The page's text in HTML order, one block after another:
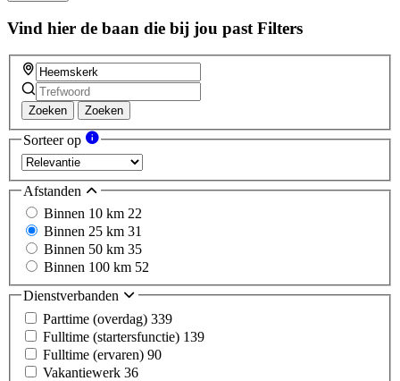
Vind hier de baan die bij jou past Filters
Zoeken Zoeken
Sorteer op
Afstanden
Binnen 10 km 22
Binnen 25 km 31
Binnen 50 km 35
Binnen 100 km 52
Dienstverbanden
Parttime (overdag) 339
Fulltime (startersfunctie) 139
Fulltime (ervaren) 90
Vakantiewerk 36